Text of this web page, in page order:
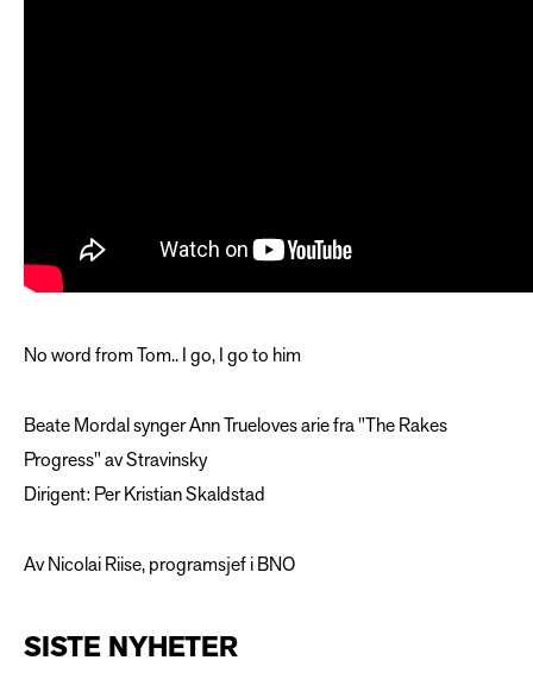
No word from Tom.. I go, I go to him
Beate Mordal synger Ann Trueloves arie fra "The Rakes
Progress" av Stravinsky
Dirigent: Per Kristian Skaldstad
Av Nicolai Riise, programsjef i BNO
SISTE NYHETER